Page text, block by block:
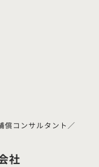
償コンサルタント／
社